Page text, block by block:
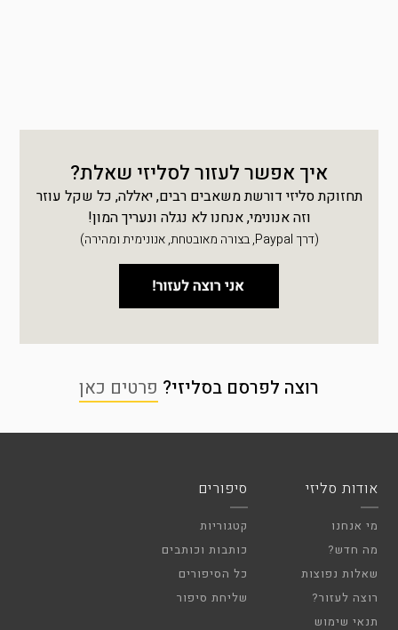
איך אפשר לעזור לסליזי שאלת?
תחזוקת סליזי דורשת משאבים רבים, יאללה, כל שקל עוזר
וזה אנונימי, אנחנו לא נגלה ונעריך המון!
(דרך Paypal, בצורה מאובטחת, אנונימית ומהירה)
רוצה לפרסם בסליזי? פרטים כאן
אודות סליזי
מי אנחנו
מה חדש?
שאלות נפוצות
רוצה לעזור?
תנאי שימוש
סיפורים
קטגוריות
כותבות וכותבים
כל הסיפורים
שליחת סיפור